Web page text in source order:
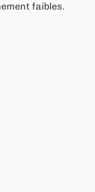
faibles.